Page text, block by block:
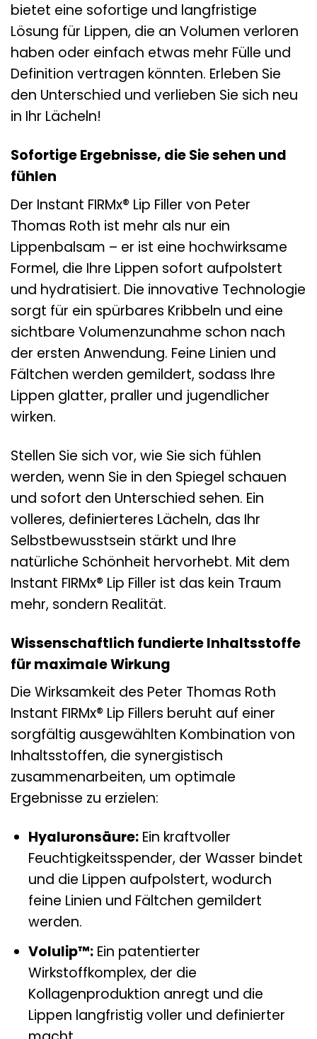
bietet eine sofortige und langfristige
Lösung für Lippen, die an Volumen verloren
haben oder einfach etwas mehr Fülle und
Definition vertragen könnten. Erleben Sie
den Unterschied und verlieben Sie sich neu
in Ihr Lächeln!
Sofortige Ergebnisse, die Sie sehen und
fühlen
Der Instant FIRMx® Lip Filler von Peter
Thomas Roth ist mehr als nur ein
Lippenbalsam – er ist eine hochwirksame
Formel, die Ihre Lippen sofort aufpolstert
und hydratisiert. Die innovative Technologie
sorgt für ein spürbares Kribbeln und eine
sichtbare Volumenzunahme schon nach
der ersten Anwendung. Feine Linien und
Fältchen werden gemildert, sodass Ihre
Lippen glatter, praller und jugendlicher
wirken.
Stellen Sie sich vor, wie Sie sich fühlen
werden, wenn Sie in den Spiegel schauen
und sofort den Unterschied sehen. Ein
volleres, definierteres Lächeln, das Ihr
Selbstbewusstsein stärkt und Ihre
natürliche Schönheit hervorhebt. Mit dem
Instant FIRMx® Lip Filler ist das kein Traum
mehr, sondern Realität.
Wissenschaftlich fundierte Inhaltsstoffe
für maximale Wirkung
Die Wirksamkeit des Peter Thomas Roth
Instant FIRMx® Lip Fillers beruht auf einer
sorgfältig ausgewählten Kombination von
Inhaltsstoffen, die synergistisch
zusammenarbeiten, um optimale
Ergebnisse zu erzielen:
Hyaluronsäure:Ein kraftvoller
Feuchtigkeitsspender, der Wasser bindet
und die Lippen aufpolstert, wodurch
feine Linien und Fältchen gemildert
werden.
Volulip™:Ein patentierter
Wirkstoffkomplex, der die
Kollagenproduktion anregt und die
Lippen langfristig voller und definierter